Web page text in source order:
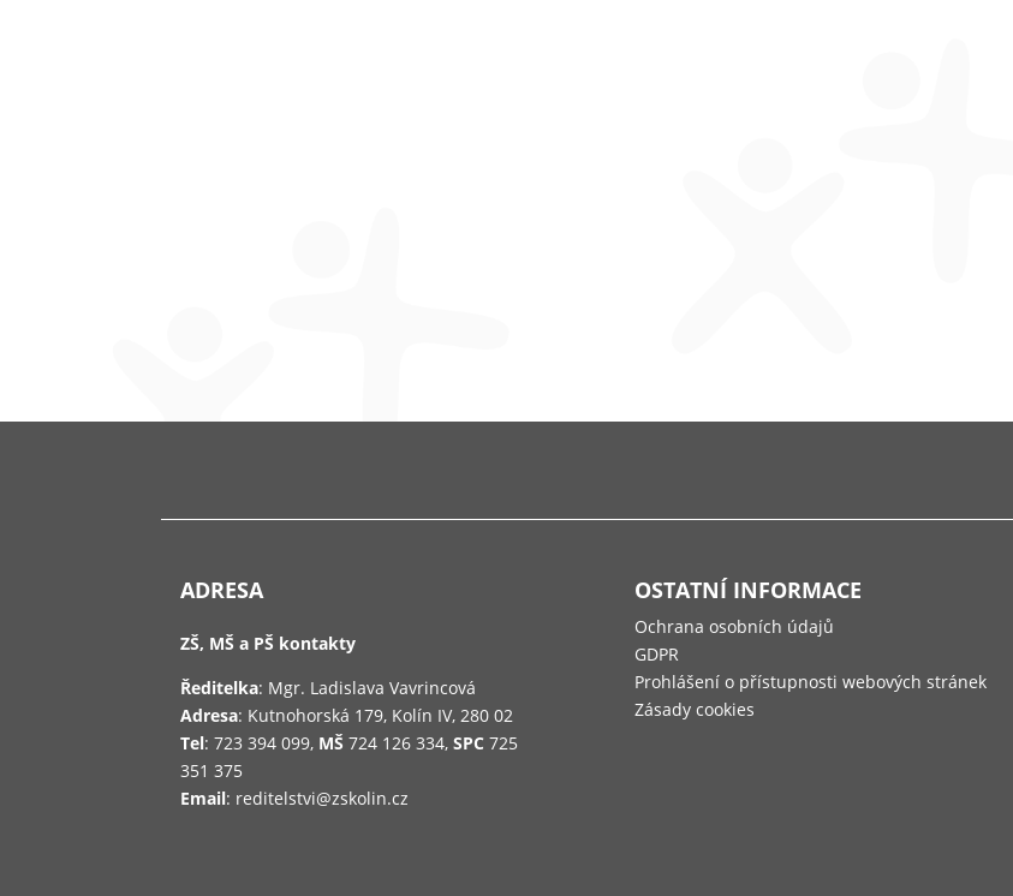
ADRESA
ZŠ, MŠ a PŠ kontakty
Ředitelka: Mgr. Ladislava Vavrincová
Adresa: Kutnohorská 179, Kolín IV, 280 02
Tel: 723 394 099, MŠ 724 126 334, SPC 725
351 375
Email: reditelstvi@zskolin.cz
OSTATNÍ INFORMACE
Ochrana osobních údajů
GDPR
Prohlášení o přístupnosti webových stránek
Zásady cookies